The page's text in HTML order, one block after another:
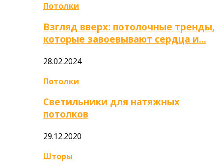
Потолки
Взгляд вверх: потолочные тренды,
которые завоевывают сердца и…
28.02.2024
Потолки
Светильники для натяжных
потолков
29.12.2020
Шторы